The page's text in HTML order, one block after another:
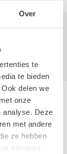
Over
te
te bieden
delen we
onze
analyse. Deze
met andere
ze hebben
services.